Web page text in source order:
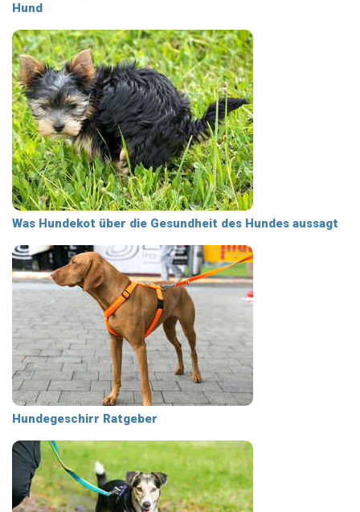
Hund
Was Hundekot über die Gesundheit des Hundes aussagt
Hundegeschirr Ratgeber